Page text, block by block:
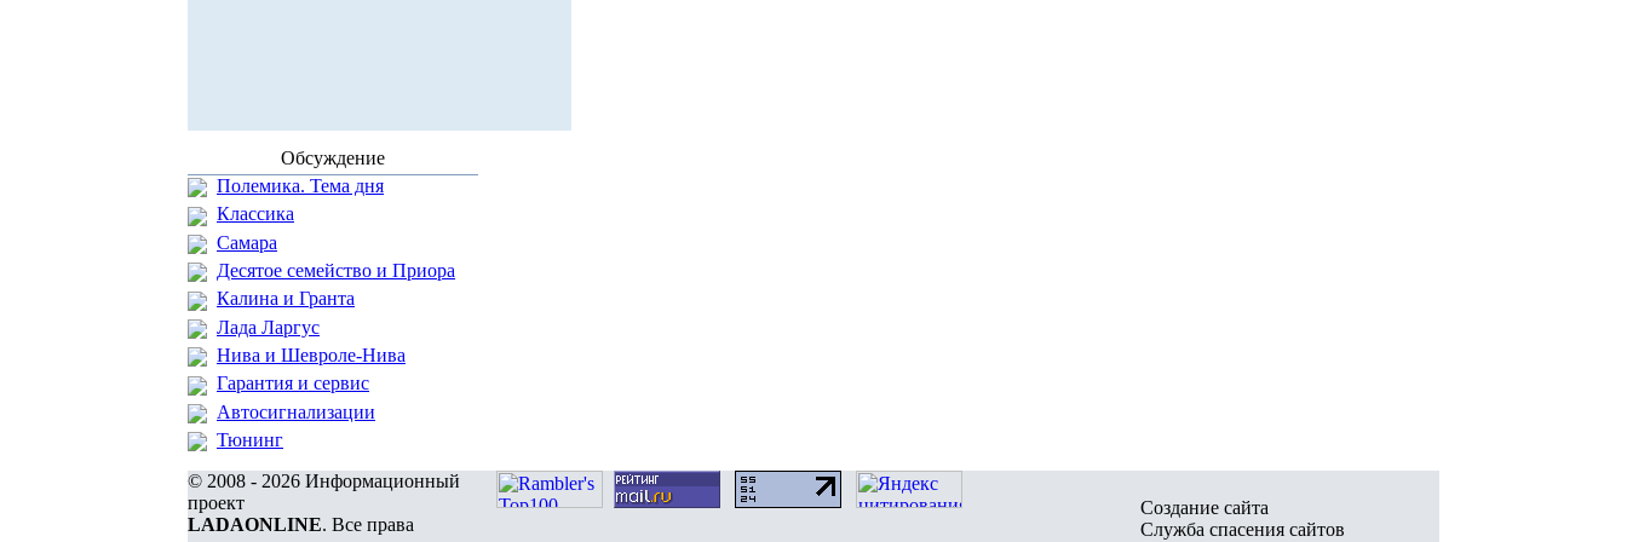
Обсуждение
Полемика. Тема дня
Классика
Самара
Десятое семейство и Приора
Калина и Гранта
Лада Ларгус
Нива и Шевроле-Нива
Гарантия и сервис
Автосигнализации
Тюнинг
© 2008 - 2026 Информационный
проект
LADAONLINE. Все права
Создание сайта
Служба спасения сайтов